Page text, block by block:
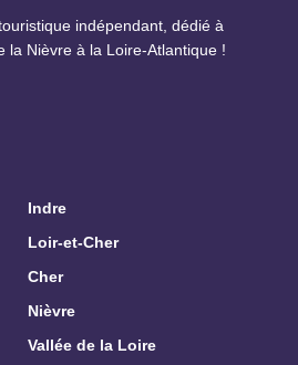
indépendant, dédié à
la Nièvre à la Loire-Atlantique !
Indre
Loir-et-Cher
Cher
Nièvre
Vallée de la Loire